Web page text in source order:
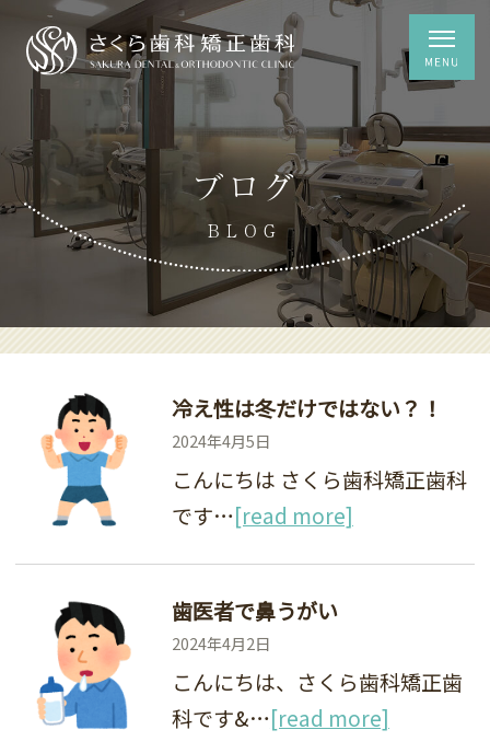
ブログ
BLOG
冷え性は冬だけではない？！
2024年4月5日
こんにちは さくら歯科矯正歯科
です…[read more]
歯医者で鼻うがい
2024年4月2日
こんにちは、さくら歯科矯正歯
科です&…[read more]